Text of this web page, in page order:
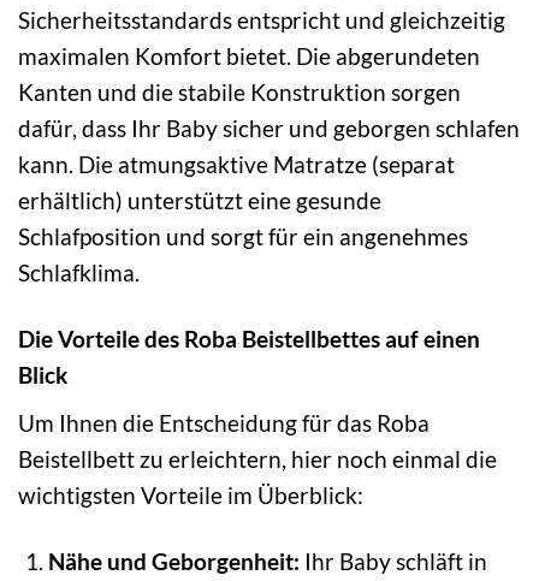
Sicherheitsstandards entspricht und gleichzeitig
maximalen Komfort bietet. Die abgerundeten
Kanten und die stabile Konstruktion sorgen
dafür, dass Ihr Baby sicher und geborgen schlafen
kann. Die atmungsaktive Matratze (separat
erhältlich) unterstützt eine gesunde
Schlafposition und sorgt für ein angenehmes
Schlafklima.
Die Vorteile des Roba Beistellbettes auf einen
Blick
Um Ihnen die Entscheidung für das Roba
Beistellbett zu erleichtern, hier noch einmal die
wichtigsten Vorteile im Überblick:
Nähe und Geborgenheit: Ihr Baby schläft in